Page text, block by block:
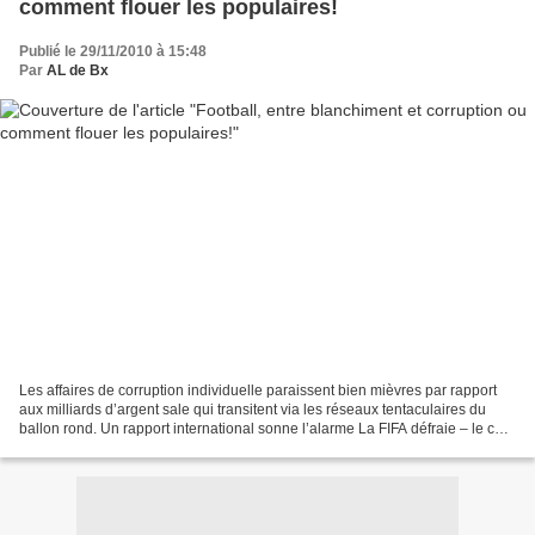
comment flouer les populaires!
Publié le 29/11/2010 à 15:48
Par AL de Bx
Les affaires de corruption individuelle paraissent bien mièvres par rapport
aux milliards d’argent sale qui transitent via les réseaux tentaculaires du
ballon rond. Un rapport international sonne l’alarme La FIFA défraie – le cas